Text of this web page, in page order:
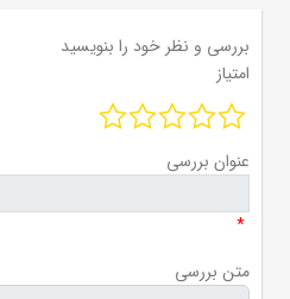
بررسی و نظر خود را بنویسید
امتیاز
عنوان بررسی
*
متن بررسی